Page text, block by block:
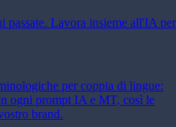
passate. Lavora insieme all'IA per
per coppia di lingue:
ogni prompt IA e MT, così le
brand.